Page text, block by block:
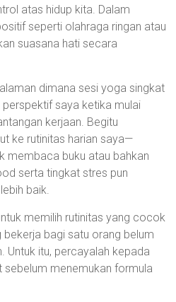
atas hidup kita. Dalam
seperti olahraga ringan atau
suasana hati secara
dimana sesi yoga singkat
saya ketika mulai
kerjaan. Begitu
ke rutinitas harian saya—
membaca buku atau bahkan
serta tingkat stres pun
baik.
memilih rutinitas yang cocok
bekerja bagi satu orang belum
Untuk itu, percayalah kepada
menemukan formula